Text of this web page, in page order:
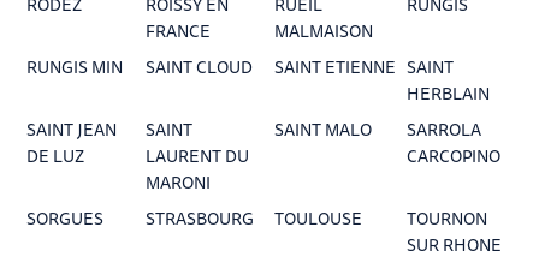
FRANCE
MALMAISON
RUNGIS MIN SAINT CLOUD SAINT ETIENNE SAINT
HERBLAIN
SAINT JEAN
DE LUZ
SAINT
LAURENT DU
MARONI
SAINT MALO
SARROLA
CARCOPINO
SORGUES STRASBOURG TOULOUSE
TOURNON
SUR RHONE